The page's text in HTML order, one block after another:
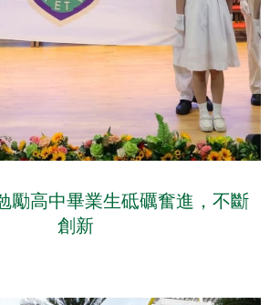
勵高中畢業生砥礪奮進，不斷
創新